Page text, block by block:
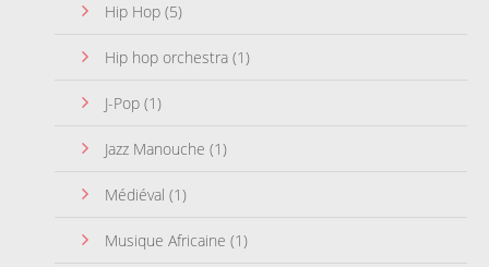
Hip Hop (5)
Hip hop orchestra (1)
J-Pop (1)
Jazz Manouche (1)
Médiéval (1)
Musique Africaine (1)